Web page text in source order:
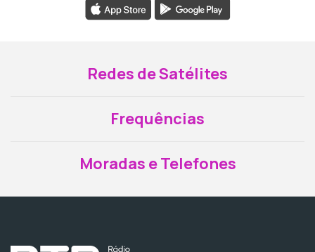
Redes de Satélites
Frequências
Moradas e Telefones